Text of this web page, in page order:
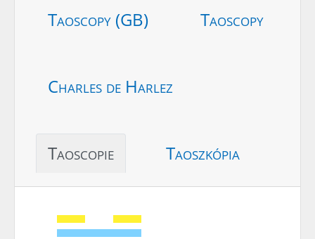
Taoscopy (GB) Taoscopy
Charles de Harlez
Taoscopie Taoszkópia